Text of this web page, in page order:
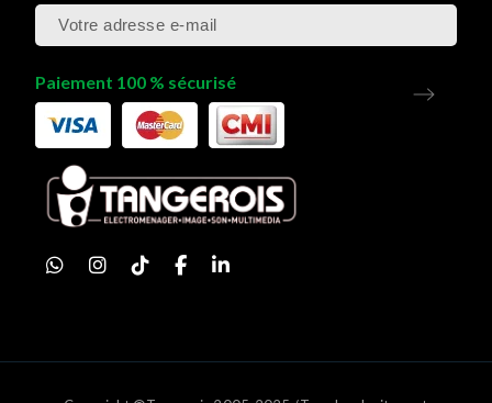
Paiement 100 % sécurisé